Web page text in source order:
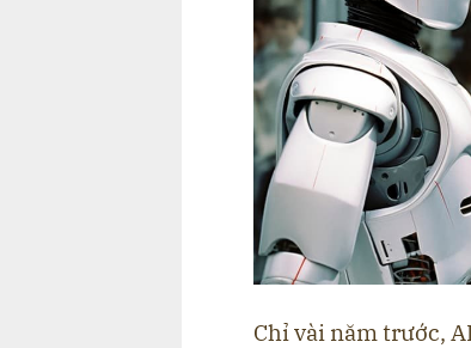
Chỉ vài năm trước,